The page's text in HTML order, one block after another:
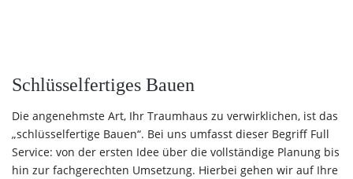
Schlüsselfertiges Bauen
Die angenehmste Art, Ihr Traumhaus zu verwirklichen, ist das
„schlüsselfertige Bauen“. Bei uns umfasst dieser Begriff Full
Service: von der ersten Idee über die vollständige Planung bis
hin zur fachgerechten Umsetzung. Hierbei gehen wir auf Ihre